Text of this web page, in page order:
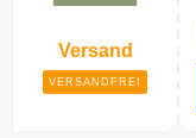
Versand
VERSANDFREI